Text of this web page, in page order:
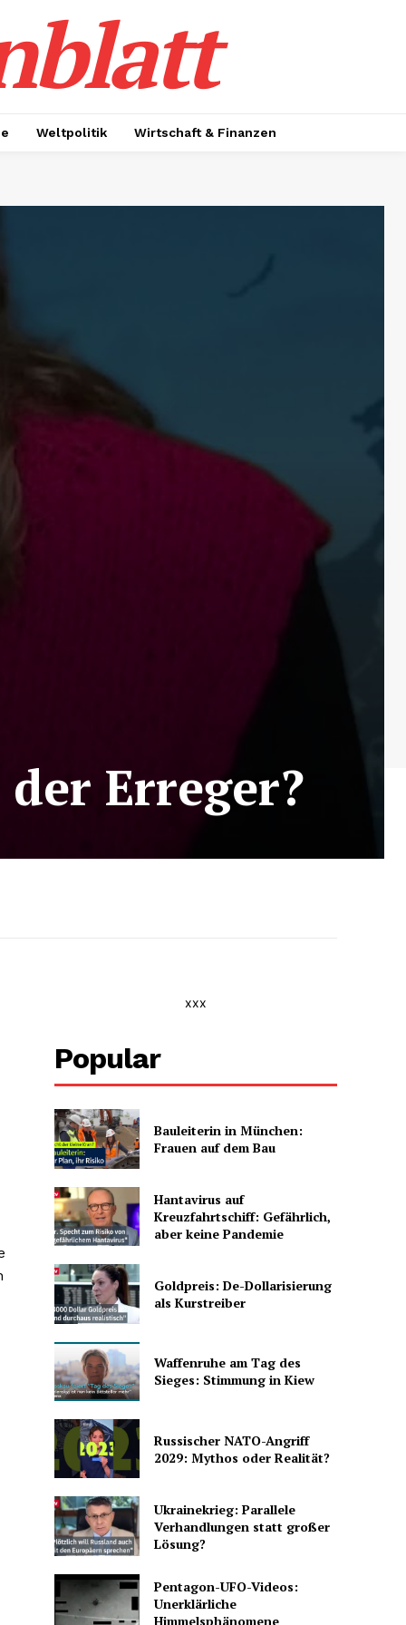
Weltpolitik Wirtschaft & Finanzen
Erreger?
xxx
Popular
Bauleiterin in München:
Frauen auf dem Bau
Hantavirus auf
Kreuzfahrtschiff: Gefährlich,
aber keine Pandemie
Goldpreis: De-Dollarisierung
als Kurstreiber
Waffenruhe am Tag des
Sieges: Stimmung in Kiew
Russischer NATO-Angriff
2029: Mythos oder Realität?
Ukrainekrieg: Parallele
Verhandlungen statt großer
Lösung?
Pentagon-UFO-Videos:
Unerklärliche
Himmelsphänomene